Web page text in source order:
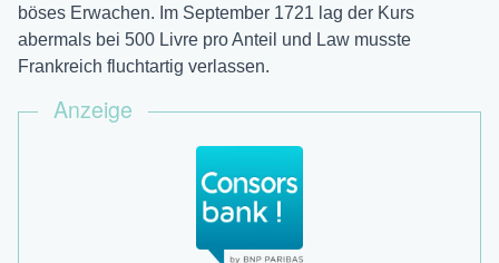
böses Erwachen. Im September 1721 lag der Kurs
abermals bei 500 Livre pro Anteil und Law musste
Frankreich fluchtartig verlassen.
Anzeige